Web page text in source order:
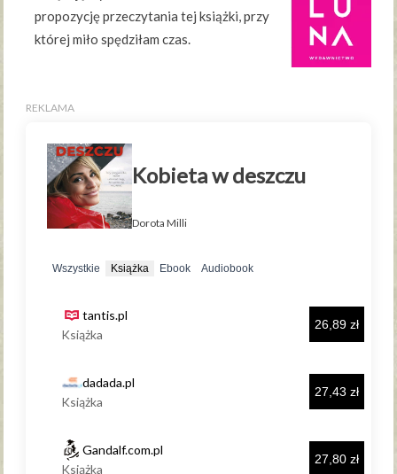
propozycję przeczytania tej książki, przy
której miło spędziłam czas.